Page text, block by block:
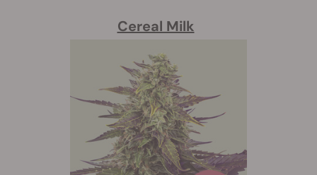
Cereal Milk